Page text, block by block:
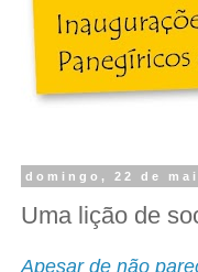
domingo, 22 de
Uma lição de
Apesar de não